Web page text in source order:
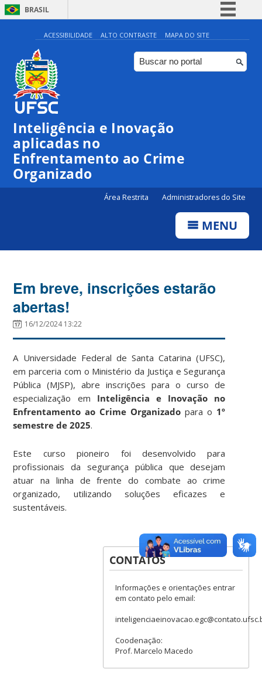
BRASIL
Simplifique!
Comunica BR
Participe
Canais
ACESSIBILIDADE ALTO CONTRASTE MAPA DO SITE
Inteligência e Inovação
aplicadas no
Enfrentamento ao Crime
Organizado
Área Restrita Administradores do Site
MENU
Em breve, inscrições estarão
abertas!
16/12/2024 13:22
A Universidade Federal de Santa Catarina (UFSC),
em parceria com o Ministério da Justiça e Segurança
Pública (MJSP), abre inscrições para o curso de
especialização em Inteligência e Inovação no
Enfrentamento ao Crime Organizado para o 1º
semestre de 2025.
Este curso pioneiro foi desenvolvido para
profissionais da segurança pública que desejam
atuar na linha de frente do combate ao crime
organizado, utilizando soluções eficazes e
sustentáveis.
CONTATOS
Informações e orientações entrar
em contato pelo email:
Coodenação:
Prof. Marcelo Macedo